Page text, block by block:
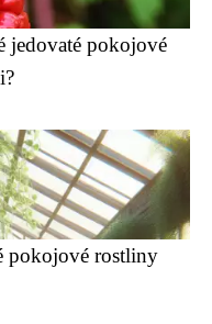
jedovaté pokojové
pokojové rostliny